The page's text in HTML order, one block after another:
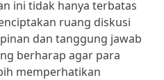
ini tidak hanya terbatas
ruang diskusi
dan tanggung jawab
berharap agar para
memperhatikan